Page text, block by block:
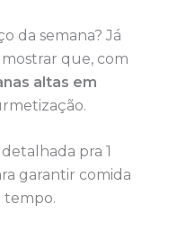
da semana? Já
que, com
altas em
pra 1
garantir comida
tempo.